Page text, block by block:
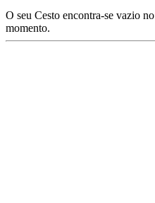
O seu Cesto encontra-se vazio no
momento.